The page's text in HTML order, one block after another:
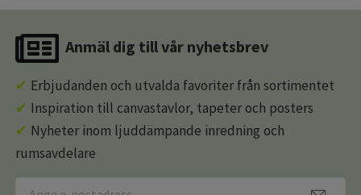
Anmäl dig till vår nyhetsbrev
✔ Erbjudanden och utvalda favoriter från sortimentet
✔ Inspiration till canvastavlor, tapeter och posters
✔ Nyheter inom ljuddämpande inredning och
rumsavdelare